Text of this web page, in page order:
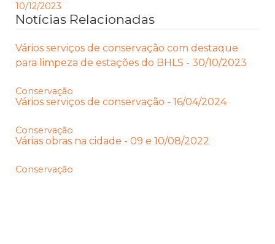
10/12/2023
Notícias Relacionadas
Vários serviços de conservação com destaque
para limpeza de estações do BHLS - 30/10/2023
Conservação
Vários serviços de conservação - 16/04/2024
Conservação
Várias obras na cidade - 09 e 10/08/2022
Conservação